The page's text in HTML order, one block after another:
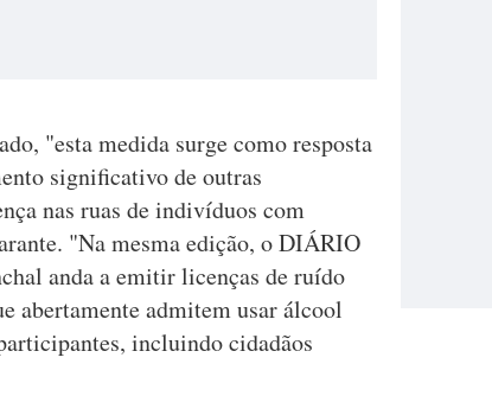
"esta medida surge como resposta
significativo de outras
nas ruas de indivíduos com
"Na mesma edição, o DIÁRIO
anda a emitir licenças de ruído
abertamente admitem usar álcool
incluindo cidadãos